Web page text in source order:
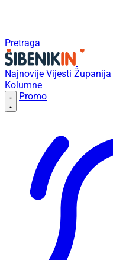
Pretraga
Najnovije Vijesti Županija
Kolumne
Promo